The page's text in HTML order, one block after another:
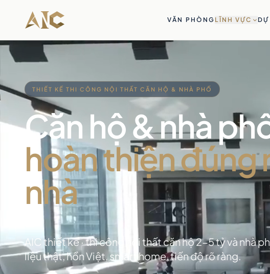
Bỏ qua tới nội dung
VĂN PHÒNG LĨNH VỰC DỰ
THIẾT KẾ THI CÔNG NỘI THẤT CĂN HỘ & NHÀ PHỐ
Căn hộ & nhà
hoàn thiện đúng
nhà
AIC thiết kế · thi công nội thất căn hộ 2-5 tỷ và nhà
liệu thật, hồn Việt, smart home, tiến độ rõ ràng.